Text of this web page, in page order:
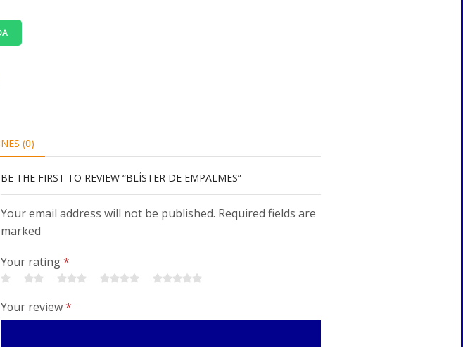
(0)
BE THE FIRST TO REVIEW “BLÍSTER DE EMPALMES”
Your email address will not be published. Required fields are
marked
Your rating*
Your review*